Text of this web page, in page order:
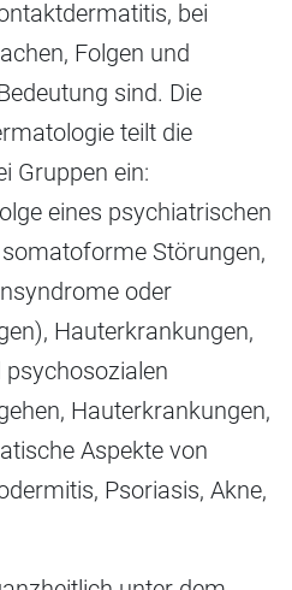
bei
Folgen und
sind. Die
teilt die
Gruppen ein:
eines psychiatrischen
Störungen,
oder
Hauterkrankungen,
psychosozialen
Hauterkrankungen,
Aspekte von
Psoriasis, Akne,